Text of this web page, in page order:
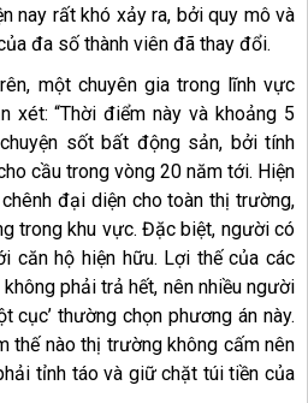
nay rất khó xảy ra, bởi quy mô và
đa số thành viên đã thay đổi.
một chuyên gia trong lĩnh vực
xét: “Thời điểm này và khoảng 5
sốt bất động sản, bởi tính
cầu trong vòng 20 năm tới. Hiện
đại diện cho toàn thị trường,
trong khu vực. Đặc biệt, người có
căn hộ hiện hữu. Lợi thế của các
phải trả hết, nên nhiều người
cục’ thường chọn phương án này.
thế nào thị trường không cấm nên
tỉnh táo và giữ chặt túi tiền của